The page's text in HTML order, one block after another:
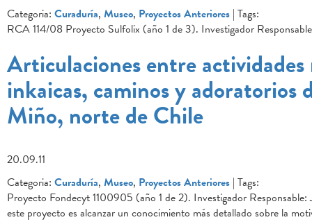
Categoria: Curaduría, Museo, Proyectos Anteriores | Tags:
RCA 114/08 Proyecto Sulfolix (año 1 de 3). Investigador
Articulaciones entre
inkaicas, caminos y
Miño, norte de Chile
20.09.11
Categoria: Curaduría, Museo, Proyectos Anteriores | Tags:
Proyecto Fondecyt 1100905 (año 1 de 2). Investigador
este proyecto es alcanzar un conocimiento más detallado sobre la